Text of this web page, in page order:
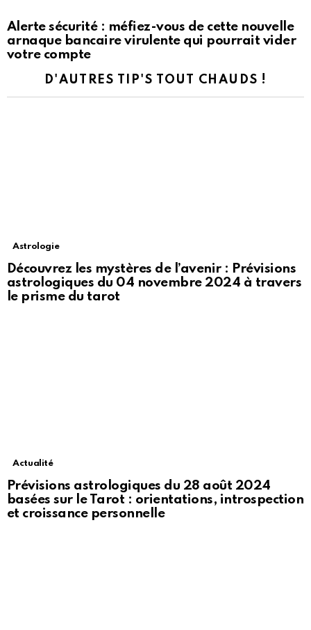
Alerte sécurité : méfiez-vous de cette nouvelle
arnaque bancaire virulente qui pourrait vider
votre compte
D'AUTRES TIP'S TOUT CHAUDS !
Astrologie
Découvrez les mystères de l’avenir : Prévisions
astrologiques du 04 novembre 2024 à travers
le prisme du tarot
Actualité
Prévisions astrologiques du 28 août 2024
basées sur le Tarot : orientations, introspection
et croissance personnelle